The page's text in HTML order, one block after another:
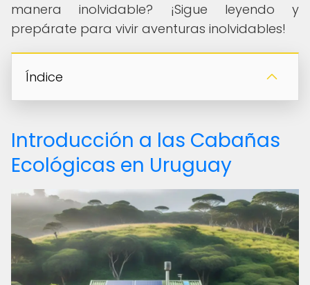
manera inolvidable? ¡Sigue leyendo y
prepárate para vivir aventuras inolvidables!
Índice
Introducción a las Cabañas
Ecológicas en Uruguay